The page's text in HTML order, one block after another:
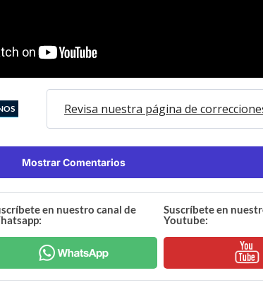
Revisa nuestra página de
Mostrar Comentarios
en nuestro canal de
Suscríbete en
Youtube: